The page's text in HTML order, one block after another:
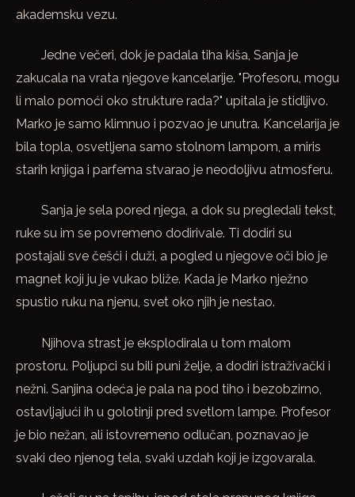
akademsku vezu.
Jedne večeri, dok je padala tiha kiša, Sanja je
zakucala na vrata njegove kancelarije. "Profesoru, mogu
li malo pomoći oko strukture rada?" upitala je stidljivo.
Marko je samo klimnuo i pozvao je unutra. Kancelarija je
bila topla, osvetljena samo stolnom lampom, a miris
starih knjiga i parfema stvarao je neodoljivu atmosferu.
Sanja je sela pored njega, a dok su pregledali tekst,
ruke su im se povremeno dodirivale. Ti dodiri su
postajali sve češći i duži, a pogled u njegove oči bio je
magnet koji ju je vukao bliže. Kada je Marko nježno
spustio ruku na njenu, svet oko njih je nestao.
Njihova strast je eksplodirala u tom malom
prostoru. Poljupci su bili puni želje, a dodiri istraživački i
nežni. Sanjina odeća je pala na pod tiho i bezobzirno,
ostavljajući ih u golotinji pred svetlom lampe. Profesor
je bio nežan, ali istovremeno odlučan, poznavao je
svaki deo njenog tela, svaki uzdah koji je izgovarala.